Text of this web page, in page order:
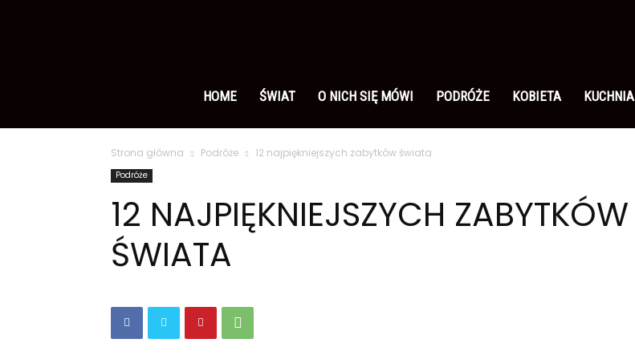
polsku
HOME ŚWIAT O NICH SIĘ MÓWI PODRÓŻE KOBIETA KUCHNIA
Strona główna Podróże 12 najpiękniejszych zabytków świata
Podróże
12 NAJPIĘKNIEJSZYCH ZABYTKÓW
ŚWIATA